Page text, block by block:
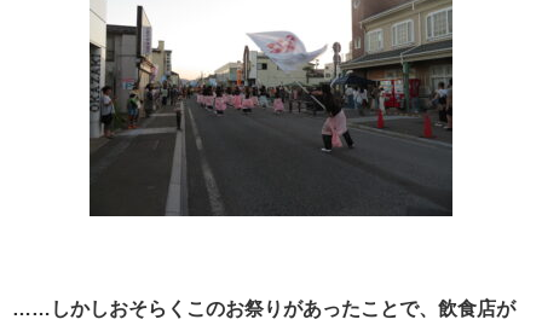
……しかしおそらくこのお祭りがあったことで、飲食店が